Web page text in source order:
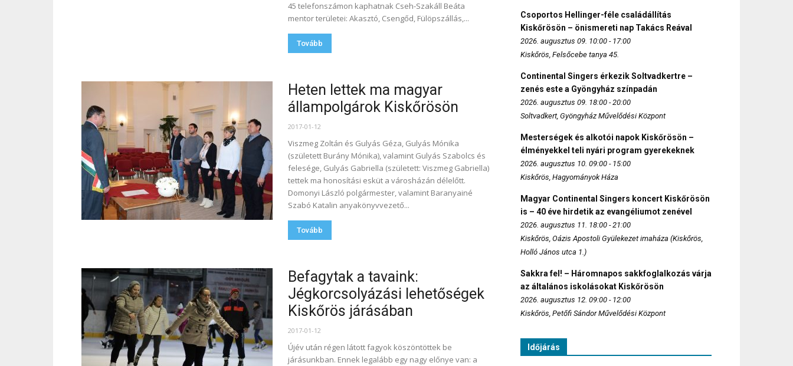
45 telefonszámon kaphatnak Cseh-Szakáll Beáta
mentor területei: Akasztó, Csengőd, Fülöpszállás,...
Tovább
Heten lettek ma magyar
állampolgárok Kiskőrösön
2017-01-12
Viszmeg Zoltán és Gulyás Géza, Gulyás Mónika
(született Burány Mónika), valamint Gulyás Szabolcs és
felesége, Gulyás Gabriella (született: Viszmeg Gabriella)
tettek ma honosítási esküt a városházán délelőtt.
Domonyi László polgármester, valamint Baranyainé
Szabó Katalin anyakönyvvezető...
Tovább
Befagytak a tavaink:
Jégkorcsolyázási lehetőségek
Kiskőrös járásában
2017-01-12
Újév után régen látott fagyok köszöntöttek be
járásunkban. Ennek legalább egy nagy előnye van: a
Csoportos Hellinger-féle családállítás
Kiskőrösön – önismereti nap Takács Reával
2026. augusztus 09. 10:00 - 17:00
Kiskőrös, Felsőcebe tanya 45.
Continental Singers érkezik Soltvadkertre –
zenés este a Gyöngyház színpadán
2026. augusztus 09. 18:00 - 20:00
Soltvadkert, Gyöngyház Művelődési Központ
Mesterségek és alkotói napok Kiskőrösön –
élményekkel teli nyári program gyerekeknek
2026. augusztus 10. 09:00 - 15:00
Kiskőrös, Hagyományok Háza
Magyar Continental Singers koncert Kiskőrösön
is – 40 éve hirdetik az evangéliumot zenével
2026. augusztus 11. 18:00 - 21:00
Kiskőrös, Oázis Apostoli Gyülekezet imaháza (Kiskőrös,
Holló János utca 1.)
Sakkra fel! – Háromnapos sakkfoglalkozás várja
az általános iskolásokat Kiskőrösön
2026. augusztus 12. 09:00 - 12:00
Kiskőrös, Petőfi Sándor Művelődési Központ
Időjárás